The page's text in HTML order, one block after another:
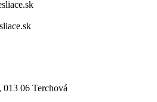
013 06 Terchová